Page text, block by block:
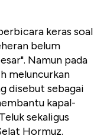
keras soal
belum
Namun pada
meluncurkan
disebut sebagai
kapal-
sekaligus
Hormuz.